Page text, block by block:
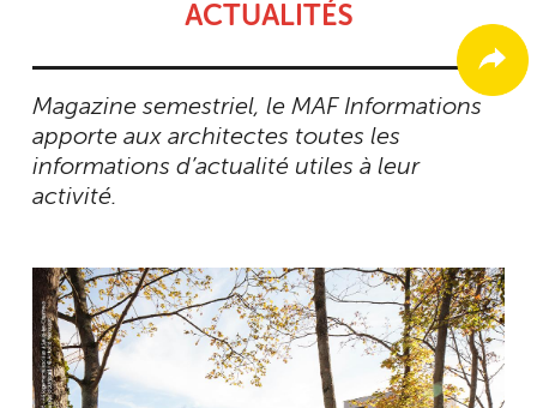
ACTUALITÉS
Magazine semestriel, le MAF Informations
apporte aux architectes toutes les
informations d’actualité utiles à leur
activité.